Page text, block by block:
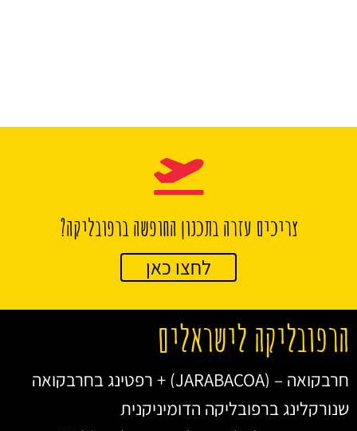
צריכים עזרה בתכנון החופשה ברפובליקה?
לחצו כאן
הרפובליקה לישראלים
חרבקואה – (JARABACOA) + רפטינג בחרבקואה
שנורקלינג ברפובליקה הדומיניקנית